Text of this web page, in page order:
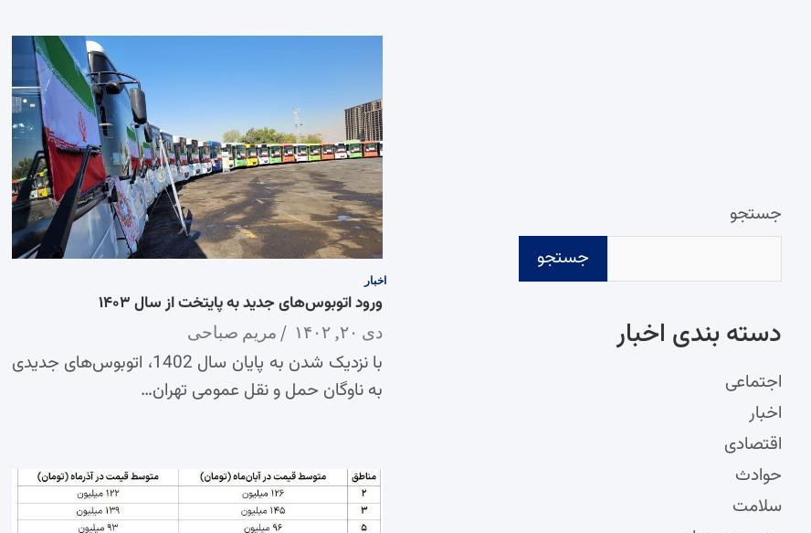
اخبار
ورود اتوبوس‌های جدید به پایتخت از سال ۱۴۰۳
دی ۲۰, ۱۴۰۲ مریم صباحی
با نزدیک شدن به پایان سال 1402، اتوبوس‌های جدیدی
به ناوگان حمل و نقل عمومی تهران…
جستجو
جستجو
دسته‌ بندی اخبار
اجتماعی
اخبار
اقتصادی
حوادث
سلامت